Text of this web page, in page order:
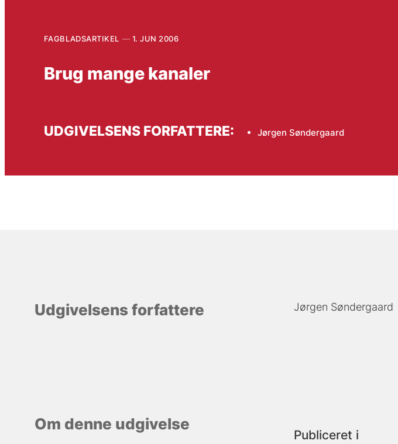
FAGBLADSARTIKEL 1. JUN 2006
Brug mange kanaler
UDGIVELSENS FORFATTERE: Jørgen Søndergaard
Udgivelsens forfattere Jørgen Søndergaard
Om denne udgivelse
Publiceret i